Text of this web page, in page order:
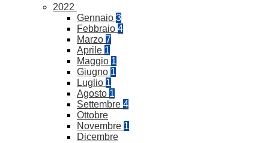
2022
Gennaio 3
Febbraio 4
Marzo 7
Aprile 1
Maggio 1
Giugno 1
Luglio 1
Agosto 1
Settembre 4
Ottobre
Novembre 1
Dicembre